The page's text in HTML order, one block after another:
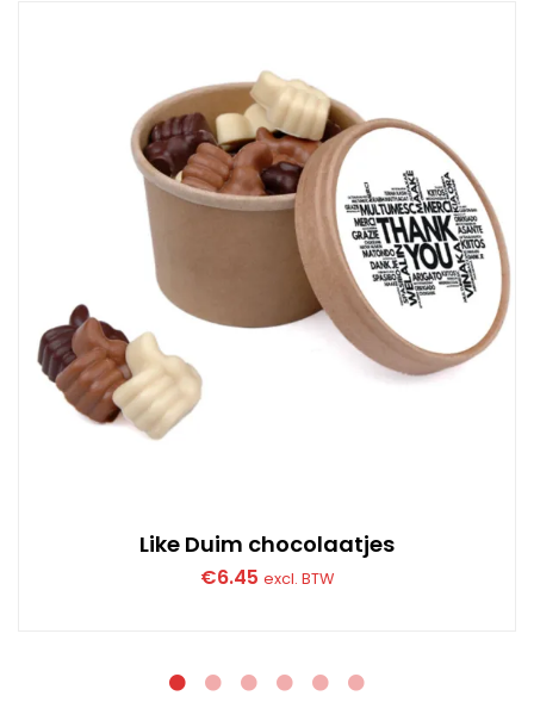
Like Duim chocolaatjes
€6.45 excl. BTW